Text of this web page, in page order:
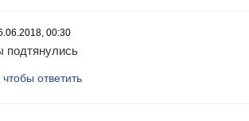
00:30
подтянулись
ответить